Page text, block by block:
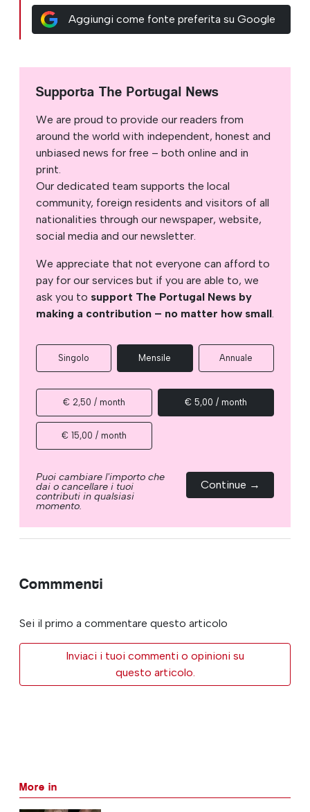
Aggiungi come fonte preferita su Google
Supporta The Portugal News
We are proud to provide our readers from
around the world with independent, honest and
unbiased news for free – both online and in
print.
Our dedicated team supports the local
community, foreign residents and visitors of all
nationalities through our newspaper, website,
social media and our newsletter.
We appreciate that not everyone can afford to
pay for our services but if you are able to, we
ask you to support The Portugal News by
making a contribution – no matter how small.
Singolo Mensile Annuale
€ 2,50 / month € 5,00 / month
€ 15,00 / month
Puoi cambiare l'importo che
dai o cancellare i tuoi
contributi in qualsiasi
momento.
Continue →
Commmenti
Sei il primo a commentare questo articolo
Inviaci i tuoi commenti o opinioni su
questo articolo.
More in